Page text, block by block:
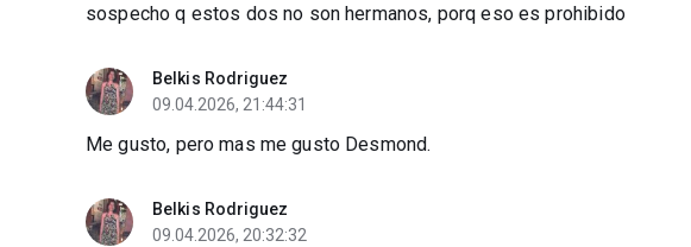
sospecho q estos dos no son hermanos, porq eso es prohibido
Belkis Rodriguez
09.04.2026, 21:44:31
Me gusto, pero mas me gusto Desmond.
Belkis Rodriguez
09.04.2026, 20:32:32